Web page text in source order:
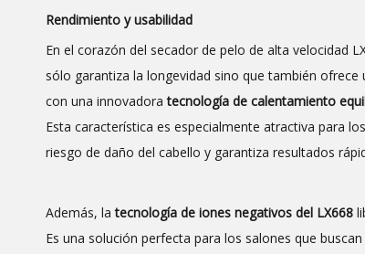
Rendimiento y usabilidad
En el corazón del secador de pelo de alta velocidad
sólo garantiza la longevidad sino que también
con una innovadoratecnología de calentamiento
Esta característica es especialmente atractiva para
riesgo de daño del cabello y garantiza resultados
Además, latecnología de iones negativos del LX668
Es una solución perfecta para los salones que